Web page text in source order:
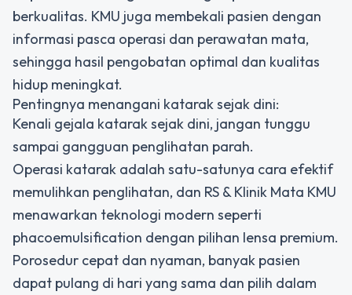
berkualitas. KMU juga membekali pasien dengan
informasi pasca operasi dan perawatan mata,
sehingga hasil pengobatan optimal dan kualitas
hidup meningkat.
Pentingnya menangani katarak sejak dini:
Kenali gejala katarak sejak dini, jangan tunggu
sampai gangguan penglihatan parah.
Operasi katarak adalah satu-satunya cara efektif
memulihkan penglihatan, dan RS & Klinik Mata KMU
menawarkan teknologi modern seperti
phacoemulsification dengan pilihan lensa premium.
Porosedur cepat dan nyaman, banyak pasien
dapat pulang di hari yang sama dan pilih dalam